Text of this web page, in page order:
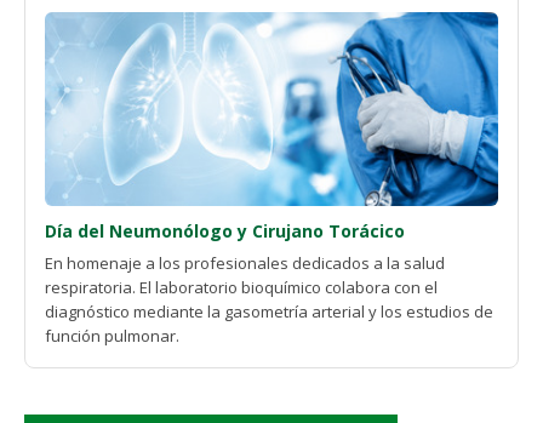
Día del Neumonólogo y Cirujano Torácico
En homenaje a los profesionales dedicados a la salud
respiratoria. El laboratorio bioquímico colabora con el
diagnóstico mediante la gasometría arterial y los estudios de
función pulmonar.